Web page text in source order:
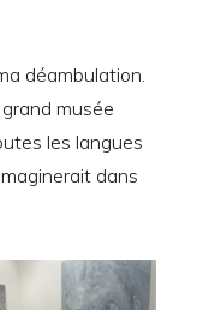
déambulation.
musée
les langues
dans